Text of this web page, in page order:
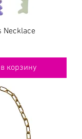
Necklace
корзину